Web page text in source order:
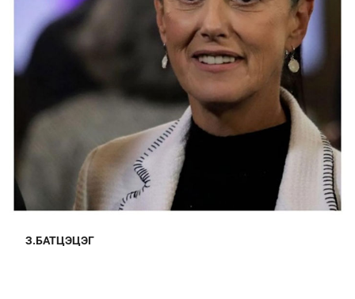
З.БАТЦЭЦЭГ